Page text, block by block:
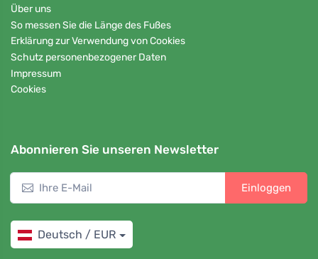
Über uns
So messen Sie die Länge des Fußes
Erklärung zur Verwendung von Cookies
Schutz personenbezogener Daten
Impressum
Cookies
Abonnieren Sie unseren Newsletter
Einloggen
Deutsch / EUR